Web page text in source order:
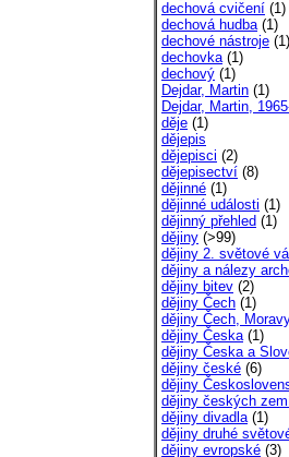
dechová cvičení (1)
dechová hudba(1)
dechové nástroje (1)
dechovka(1)
dechový (1)
Dejdar, Martin (1)
Dejdar, Martin,
děje (1)
dějepis
dějepisci (2)
dějepisectví (8)
dějinné (1)
dějinné události (1)
dějinný přehled (1)
dějiny (>99)
dějiny 2. světové
dějiny a nálezy
dějiny bitev (2)
dějiny Čech (1)
dějiny Čech,
dějiny Česka(1)
dějiny Česka a
dějiny české (6)
dějiny
dějiny českých
dějiny divadla(1)
dějiny druhé
dějiny evropské (3)